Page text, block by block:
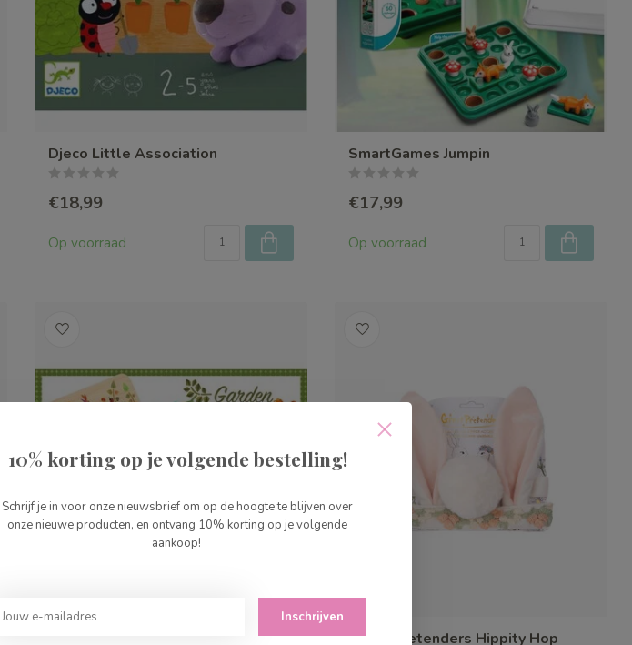
Djeco Little Association
€18,99
Op voorraad
SmartGames Jumpin
€17,99
Op voorraad
Great Pretenders Hippity Hop
10% korting op je volgende bestelling!
Schrijf je in voor onze nieuwsbrief om op de hoogte te blijven over
onze nieuwe producten, en ontvang 10% korting op je volgende
aankoop!
Inschrijven